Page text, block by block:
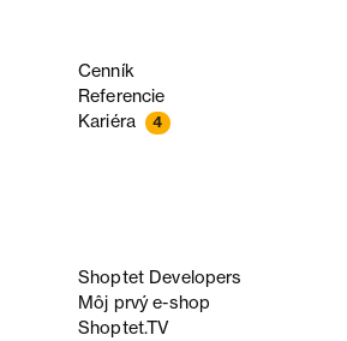
Cenník
Referencie
Kariéra 4
Shoptet Developers
Môj prvý e-shop
Shoptet.TV